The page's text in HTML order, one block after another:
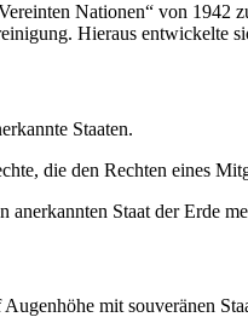
Nationen“ von 1942
Hieraus entwickelte
Staaten.
die den Rechten eines
Staat der Erde
mit souveränen